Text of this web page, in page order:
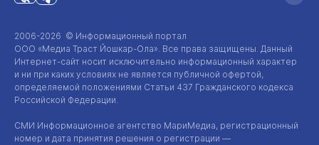
2006-2026 © Информационный портал
ООО «Медиа Траст Йошкар-Ола». Все права защищены. Данный
Интернет-сайт носит исключительно информационный характер
и ни при каких условиях не является публичной офертой,
определяемой положениями Статьи 437 Гражданского кодекса
Российской Федерации.
СМИ Информационное агентство МариМедиа, регистрационный
номер и дата принятия решения о регистрации —